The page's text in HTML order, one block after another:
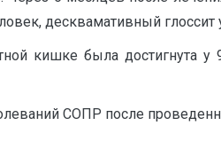
десквамативный глоссит
кишке была достигнута
СОПР после